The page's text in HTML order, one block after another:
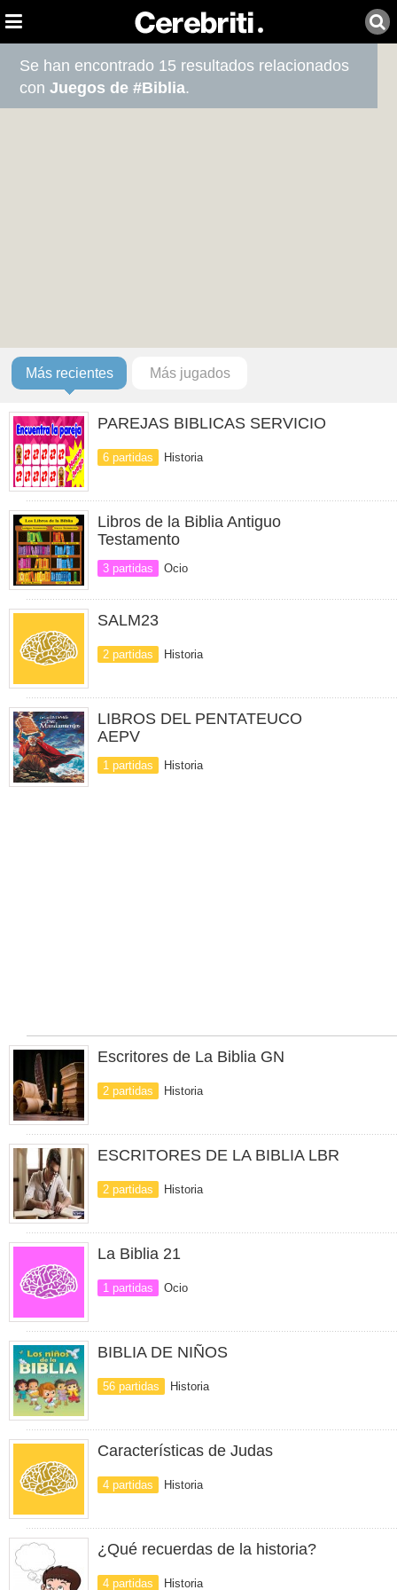
Se han encontrado 15 resultados relacionados
conJuegos de #Biblia.
Más recientes Más jugados
PAREJAS BIBLICAS SERVICIO
6 partidas Historia
Libros de la Biblia Antiguo
Testamento
3 partidas Ocio
SALM23
2 partidas Historia
LIBROS DEL PENTATEUCO
AEPV
1 partidas Historia
Escritores de La Biblia GN
2 partidas Historia
ESCRITORES DE LA BIBLIA LBR
2 partidas Historia
La Biblia 21
1 partidas Ocio
BIBLIA DE NIÑOS
56 partidas Historia
Características de Judas
4 partidas Historia
¿Qué recuerdas de la historia?
4 partidas Historia